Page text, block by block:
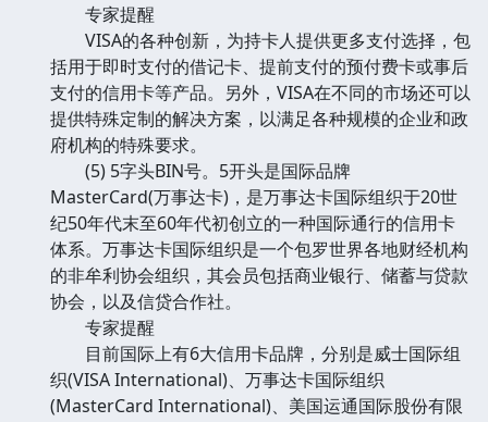
专家提醒
VISA的各种创新，为持卡人提供更多支付选择，包
括用于即时支付的借记卡、提前支付的预付费卡或事后
支付的信用卡等产品。另外，VISA在不同的市场还可以
提供特殊定制的解决方案，以满足各种规模的企业和政
府机构的特殊要求。
(5) 5字头BIN号。5开头是国际品牌
MasterCard(万事达卡)，是万事达卡国际组织于20世
纪50年代末至60年代初创立的一种国际通行的信用卡
体系。万事达卡国际组织是一个包罗世界各地财经机构
的非牟利协会组织，其会员包括商业银行、储蓄与贷款
协会，以及信贷合作社。
专家提醒
目前国际上有6大信用卡品牌，分别是威士国际组
织(VISA International)、万事达卡国际组织
(MasterCard International)、美国运通国际股份有限